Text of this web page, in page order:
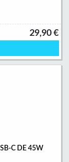
29,90 €
C DE 45W